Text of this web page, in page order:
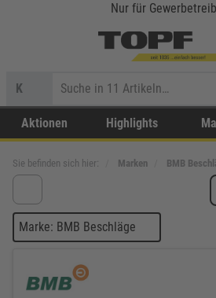
Nur für
K
Aktionen Highlights
Sie befinden sich hier: Marken BMB
Marke: BMB Beschläge